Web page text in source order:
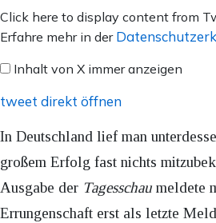
Inhalt
von
anzeigen
Click here to display content from
Erfahre mehr in der
Inhalt von X immer anzeigen
tweet direkt öffnen
In Deutschland lief man
großem Erfolg fast nichts
Ausgabe der Tagesschaumeldete
Errungenschaft erst als letzte